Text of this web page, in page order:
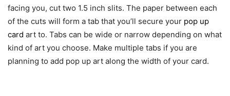
facing you, cut two 1.5 inch slits. The paper between each
of the cuts will form a tab that you’ll secure your pop up
card art to. Tabs can be wide or narrow depending on what
kind of art you choose. Make multiple tabs if you are
planning to add pop up art along the width of your card.